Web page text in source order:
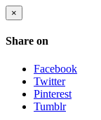
×
Share on
Facebook
Twitter
Pinterest
Tumblr